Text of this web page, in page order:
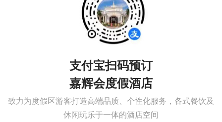
支付宝扫码预订
嘉辉会度假酒店
致力为度假区游客打造高端品质、个性化服务，各式餐饮及
休闲玩乐于一体的酒店空间